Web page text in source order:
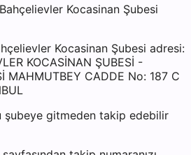
Kocasinan Şubesi
Kocasinan Şubesi adresi:
KOCASİNAN ŞUBESİ -
MAHMUTBEY CADDE No: 187 C
şubeye gitmeden takip edebilir